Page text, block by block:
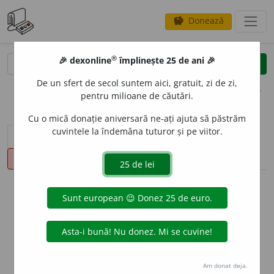
savings Donează
clear
opțiuni
sinteza definițiilor (1) definiții (15)
declinări
info
Aceste definiții sunt compilate de
echipa dexonline. Definițiile
originale se află pe filadefiniții.
Puteți reordona filele pe pagina de
🎉 dexonline® împlinește 25 de ani 🎉
De un sfert de secol suntem aici, gratuit, zi de zi,
pentru milioane de căutări.
Cu o mică donație aniversară ne-ați ajuta să păstrăm
cuvintele la îndemâna tuturor și pe viitor.
Am donat deja.